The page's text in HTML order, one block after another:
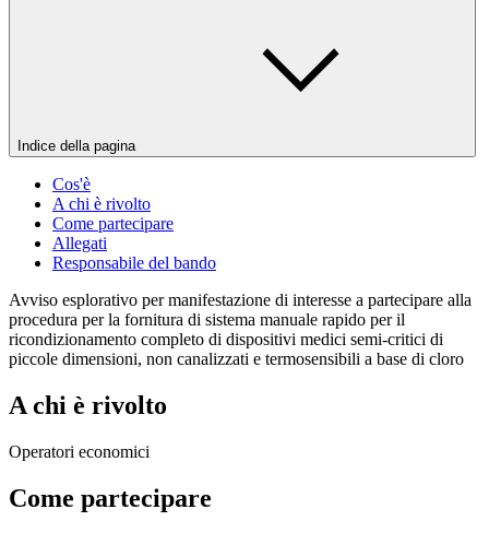
Indice della pagina
Cos'è
A chi è rivolto
Come partecipare
Allegati
Responsabile del bando
Avviso esplorativo per manifestazione di interesse a partecipare alla
procedura per la fornitura di sistema manuale rapido per il
ricondizionamento completo di dispositivi medici semi-critici di
piccole dimensioni, non canalizzati e termosensibili a base di cloro
A chi è rivolto
Operatori economici
Come partecipare